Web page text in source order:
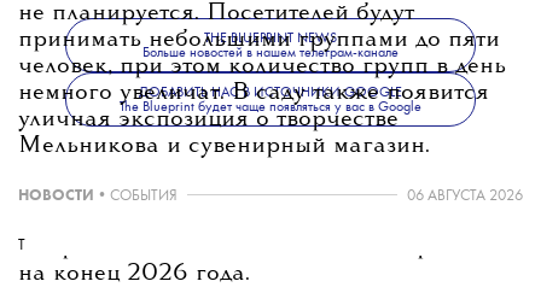
не планируется. Посетителей будут
принимать небольшими группами до пяти
человек, при этом количество групп в день
немного увеличат. В саду также появится
уличная экспозиция о творчестве
Мельникова и сувенирный магазин.
Открытие для посетителей запланировано
на конец 2026 года.
THE BLUEPRINT NEWS
Больше новостей в нашем телеграм-канале
ДОБАВИТЬ НАС В ИСТОЧНИКИ GOOGLE
The Blueprint будет чаще появляться у вас в Google
НОВОСТИ • СОБЫТИЯ 06 АВГУСТА 2026
T